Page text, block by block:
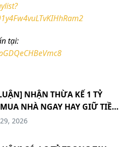
tại:
NHẬN THỪA KẾ 1 TỶ
NHÀ NGAY HAY GIỮ TIỀN
#TCCN18
2026